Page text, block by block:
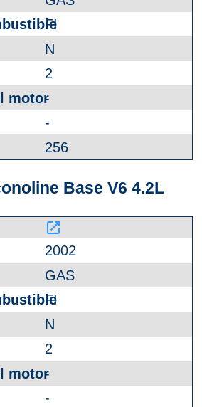
FI
N
2
-
-
256
Base V6 4.2L
launch
2002
GAS
FI
N
2
-
-